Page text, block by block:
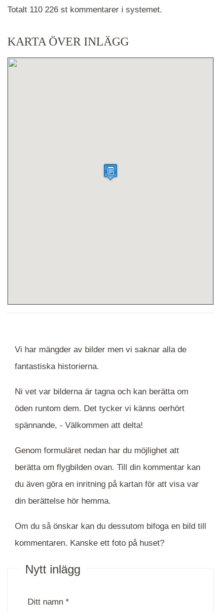
Totalt 110 226 st kommentarer i systemet.
KARTA ÖVER INLÄGG
Vi har mängder av bilder men vi saknar alla de
fantastiska historierna.
Ni vet var bilderna är tagna och kan berätta om
öden runtom dem. Det tycker vi känns oerhört
spännande, - Välkommen att delta!
Genom formuläret nedan har du möjlighet att
berätta om flygbilden ovan. Till din kommentar kan
du även göra en inritning på kartan för att visa var
din berättelse hör hemma.
Om du så önskar kan du dessutom bifoga en bild till
kommentaren. Kanske ett foto på huset?
Nytt inlägg
Ditt namn *